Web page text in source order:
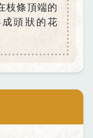
枝條頂端的
頭狀的花